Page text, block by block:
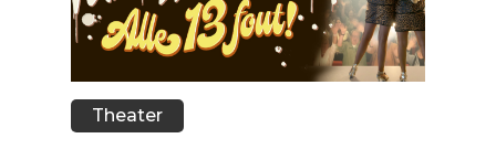
Theater